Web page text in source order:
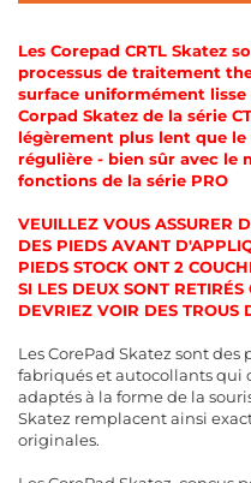
Les Corepad CRTL Skatez
processus de traitement
surface uniformément
Corpad Skatez de la série
légèrement plus lent que le
régulière - bien sûr avec le
fonctions de la série PRO
VEUILLEZ VOUS ASSURER
DES PIEDS AVANT
PIEDS STOCK ONT 2
SI LES DEUX SONT
DEVRIEZ VOIR DES TROUS
Les CorePad Skatez sont
fabriqués et autocollants qui
adaptés à la forme de la
Skatez remplacent ainsi
originales.